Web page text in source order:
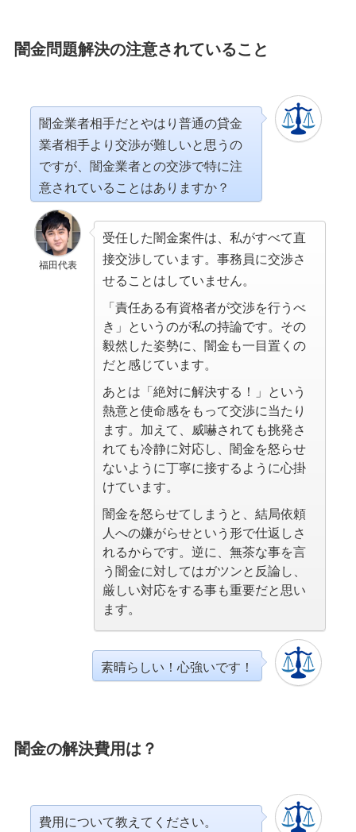
闇金問題解決の注意されていること
闇金業者相手だとやはり普通の貸金
業者相手より交渉が難しいと思うの
ですが、闇金業者との交渉で特に注
意されていることはありますか？
福田代表
受任した闇金案件は、私がすべて直
接交渉しています。事務員に交渉さ
せることはしていません。
「責任ある有資格者が交渉を行うべ
き」というのが私の持論です。その
毅然した姿勢に、闇金も一目置くの
だと感じています。
あとは「絶対に解決する！」という
熱意と使命感をもって交渉に当たり
ます。加えて、威嚇されても挑発さ
れても冷静に対応し、闇金を怒らせ
ないように丁寧に接するように心掛
けています。
闇金を怒らせてしまうと、結局依頼
人への嫌がらせという形で仕返しさ
れるからです。逆に、無茶な事を言
う闇金に対してはガツンと反論し、
厳しい対応をする事も重要だと思い
ます。
素晴らしい！心強いです！
闇金の解決費用は？
費用について教えてください。